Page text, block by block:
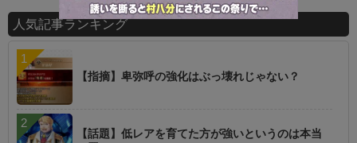
人気記事ランキング
【指摘】卑弥呼の強化はぶっ壊れじゃない？
【話題】低レアを育てた方が強いというのは本当